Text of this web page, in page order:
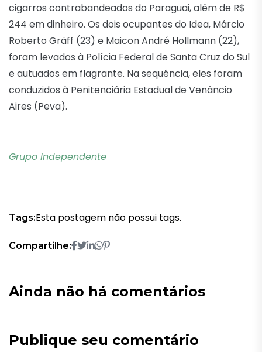
cigarros contrabandeados do Paraguai, além de R$
244 em dinheiro. Os dois ocupantes do Idea, Márcio
Roberto Gräff (23) e Maicon André Hollmann (22),
foram levados à Polícia Federal de Santa Cruz do Sul
e autuados em flagrante. Na sequência, eles foram
conduzidos à Penitenciária Estadual de Venâncio
Aires (Peva).
Grupo Independente
Tags:Esta postagem não possui tags.
Compartilhe:
Ainda não há comentários
Publique seu comentário